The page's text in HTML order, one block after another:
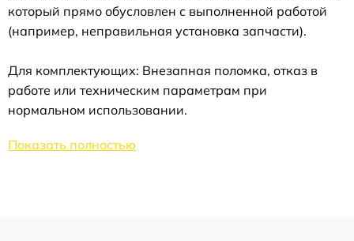
который прямо обусловлен с выполненной работой
(например, неправильная установка запчасти).
Для комплектующих: Внезапная поломка, отказ в
работе или техническим параметрам при
нормальном использовании.
Показать полностью